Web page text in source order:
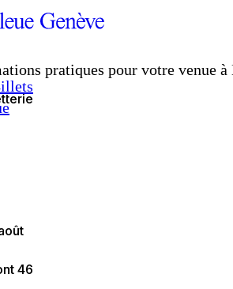
pratiques pour votre venue à
46